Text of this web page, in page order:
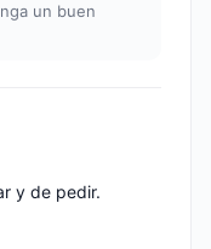
un buen
y de pedir.